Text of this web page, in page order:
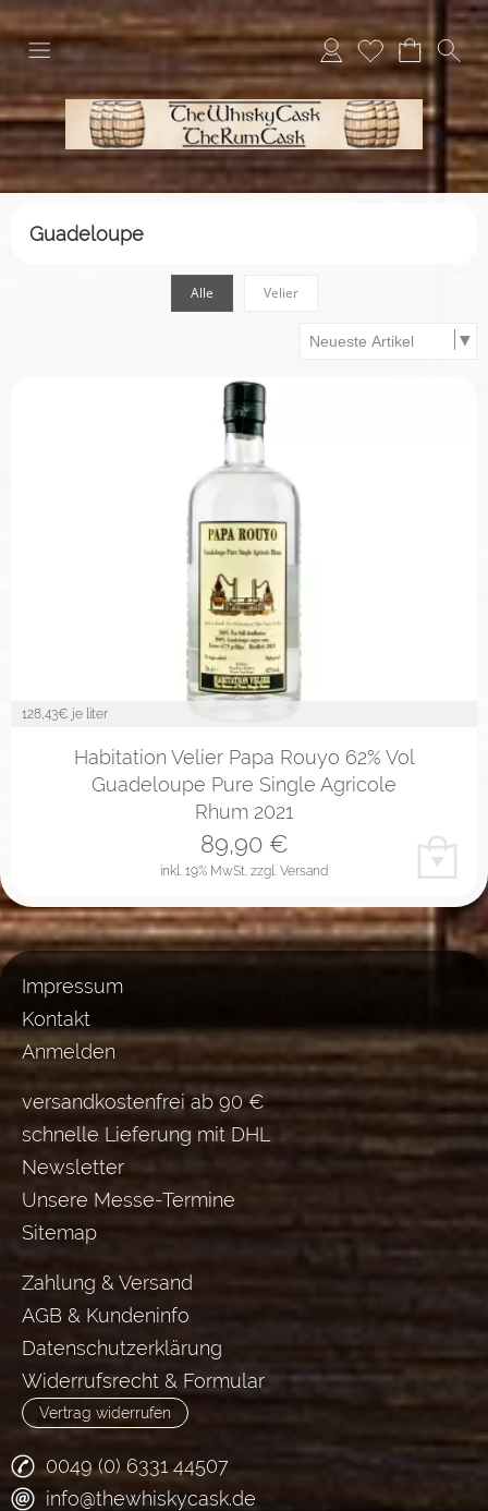
Guadeloupe
Alle Velier
128,43€ je liter
Habitation Velier Papa Rouyo 62% Vol
Guadeloupe Pure Single Agricole
Rhum 2021
inkl. 19% MwSt. zzgl. Versand
89,90€
Impressum
Kontakt
Anmelden
versandkostenfrei ab 90 €
schnelle Lieferung mit DHL
Newsletter
Unsere Messe-Termine
Sitemap
Zahlung & Versand
AGB & Kundeninfo
Datenschutzerklärung
Widerrufsrecht & Formular
Vertrag widerrufen
0049 (0) 6331 44507
info@thewhiskycask.de